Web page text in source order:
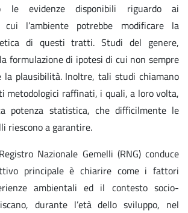
le evidenze disponibili riguardo ai
cui l’ambiente potrebbe modificare la
di questi tratti. Studi del genere,
formulazione di ipotesi di cui non sempre
la plausibilità. Inoltre, tali studi chiamano
metodologici raffinati, i quali, a loro volta,
potenza statistica, che difficilmente le
riescono a garantire.
Nazionale Gemelli (RNG) conduce
principale è chiarire come i fattori
ambientali ed il contesto socio-
durante l’età dello sviluppo, nel